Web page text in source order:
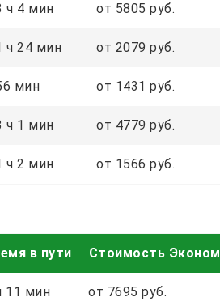
ч 4 мин от 5805 руб.
ч 24 мин от 2079 руб.
мин от 1431 руб.
ч 1 мин от 4779 руб.
ч 2 мин от 1566 руб.
в пути Стоимость Эконом
11 мин от 7695 руб.